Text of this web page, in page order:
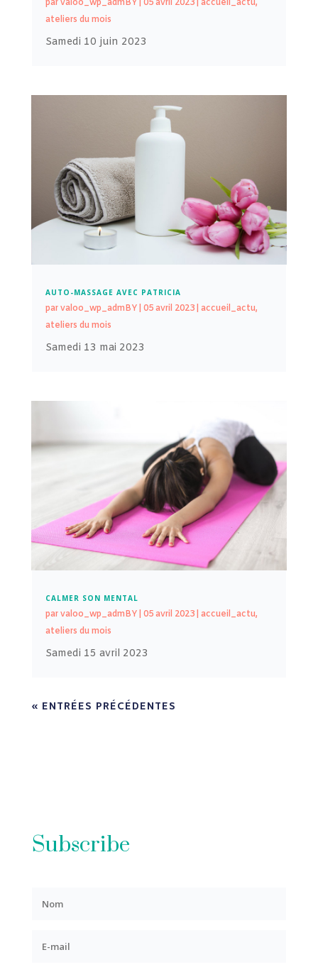
parvaloo_wp_admBY 05 avril 2023| accueil_actu,
ateliers du mois
Samedi 10 juin 2023
AUTO-MASSAGE AVEC PATRICIA
parvaloo_wp_admBY| 05 avril 2023| accueil_actu,
ateliers du mois
Samedi 13 mai 2023
CALMER SON MENTAL
parvaloo_wp_admBY| 05 avril 2023| accueil_actu,
ateliers du mois
Samedi 15 avril 2023
« ENTRÉES PRÉCÉDENTES
Subscribe